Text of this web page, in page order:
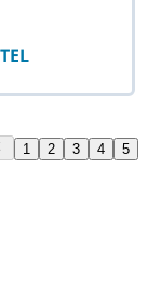
1 2 3 4 5